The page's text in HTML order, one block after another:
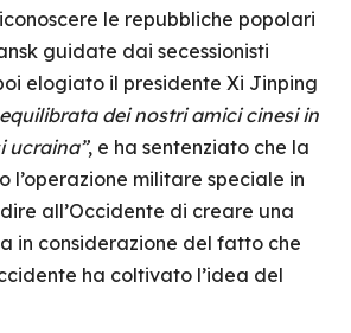
le repubbliche popolari
guidate dai secessionisti
elogiato il presidente Xi Jinping
dei nostri amici cinesi in
ucraina”, e ha sentenziato che la
l’operazione militare speciale in
all’Occidente di creare una
in considerazione del fatto che
ha coltivato l’idea del